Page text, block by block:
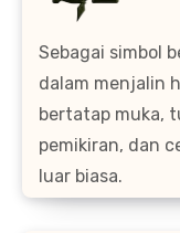
Sebagai simbol
dalam menjalin
bertatap muka,
pemikiran, dan
luar biasa.